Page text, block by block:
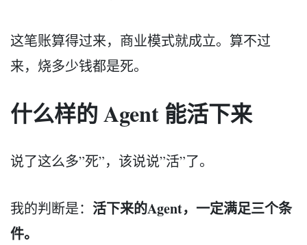
这笔账算得过来，商业模式就成立。算不过
来，烧多少钱都是死。
什么样的 Agent 能活下来
说了这么多”死”，该说说”活”了。
我的判断是： 活下来的Agent，一定满足三个条
件。